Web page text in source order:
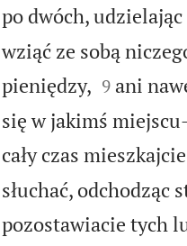
po dwóch,
wziąć ze sobą
pieniędzy, 

9 ani
się w jakimś
cały czas
słuchać, odchodząc
pozostawiacie tych